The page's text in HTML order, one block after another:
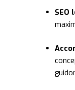
SEO